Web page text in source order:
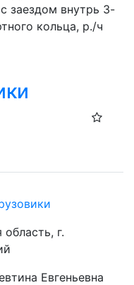
заездом внутрь 3-
кольца, р./ч
г.
Евгеньевна